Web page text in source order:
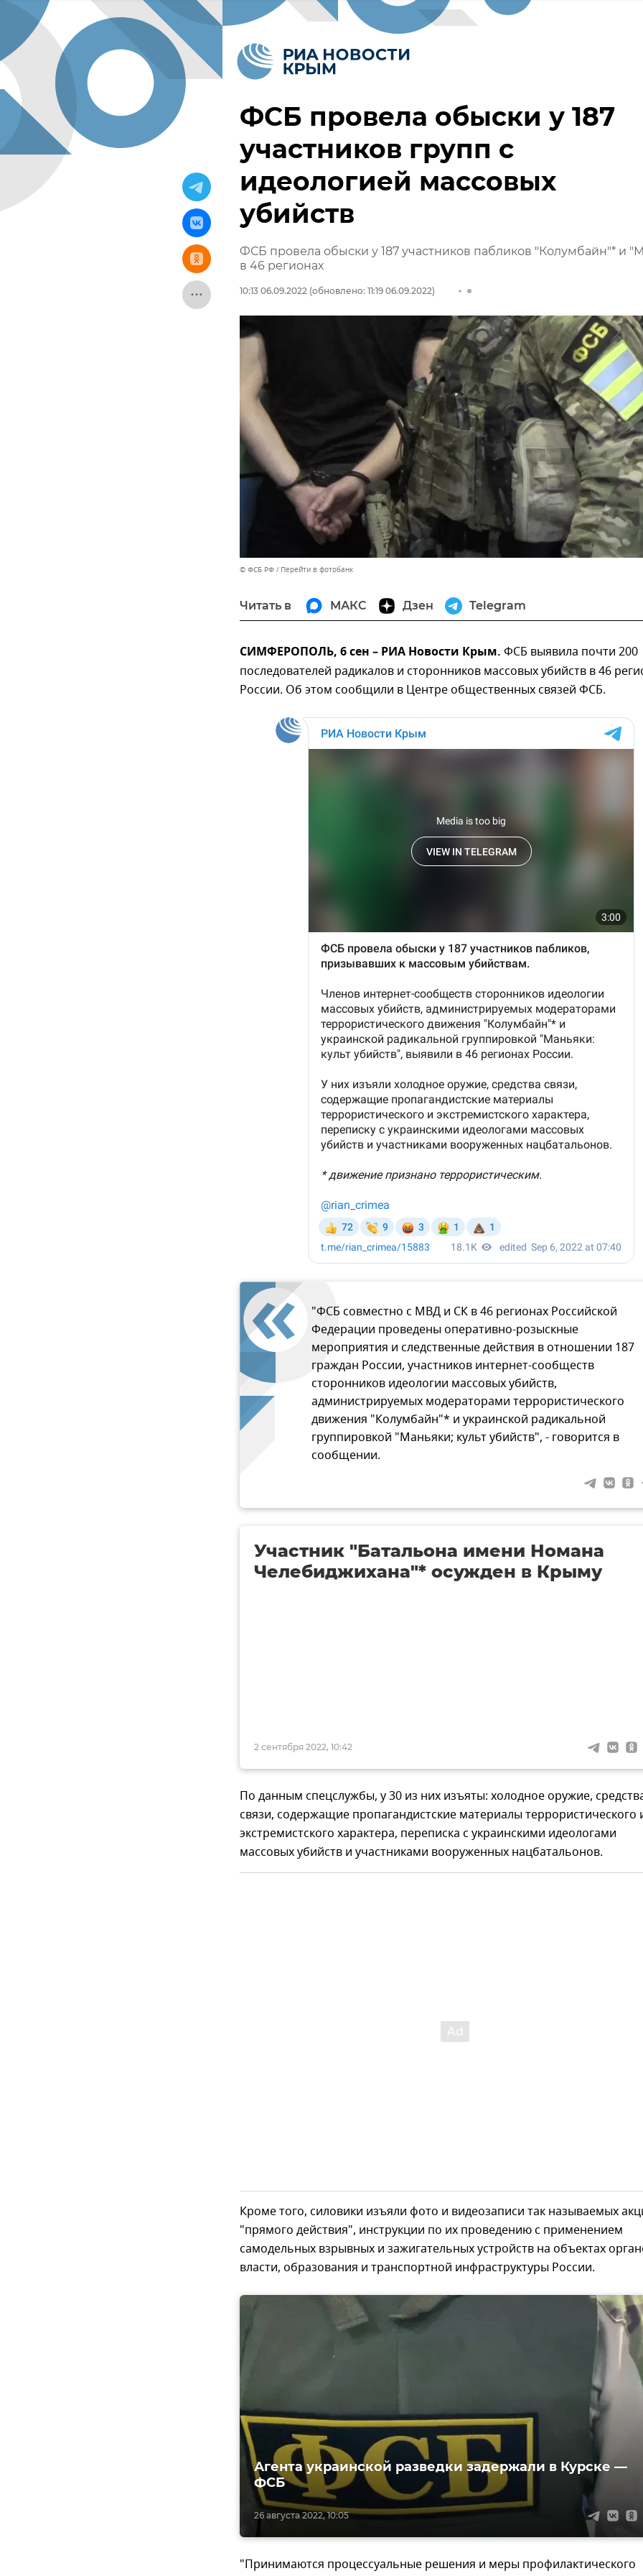
ФСБ провела обыски у 187
участников групп с
идеологией массовых
убийств
ФСБ провела обыски у 187 участников пабликов "Колумбайн"* и
в 46 регионах
10:13 06.09.2022 (обновлено: 11:19 06.09.2022)
© ФСБ РФ Перейти в фотобанк
Читать в МАКС Дзен Telegram
СИМФЕРОПОЛЬ, 6 сен – РИА Новости Крым. ФСБ выявила почти 200
последователей радикалов и сторонников массовых убийств в 46
России. Об этом сообщили в Центре общественных связей ФСБ.
"ФСБ совместно с МВД и СК в 46 регионах Российской
Федерации проведены оперативно-розыскные
мероприятия и следственные действия в отношении 187
граждан России, участников интернет-сообществ
сторонников идеологии массовых убийств,
администрируемых модераторами террористического
движения "Колумбайн"* и украинской радикальной
группировкой "Маньяки; культ убийств", - говорится в
сообщении.
2 сентября 2022, 10:42
Участник "Батальона имени Номана
Челебиджихана"* осужден в Крыму
По данным спецслужбы, у 30 из них изъяты: холодное оружие,
связи, содержащие пропагандистские материалы террористического
экстремистского характера, переписка с украинскими идеологами
массовых убийств и участниками вооруженных нацбатальонов.
Кроме того, силовики изъяли фото и видеозаписи так называемых
"прямого действия", инструкции по их проведению с применением
самодельных взрывных и зажигательных устройств на объектах
власти, образования и транспортной инфраструктуры России.
26 августа 2022, 10:05
Агента украинской разведки задержали в Курске —
ФСБ
"Принимаются процессуальные решения и меры профилактического